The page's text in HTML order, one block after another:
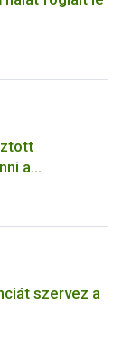
a
szervez a